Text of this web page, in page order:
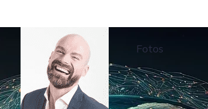
Fotos
–